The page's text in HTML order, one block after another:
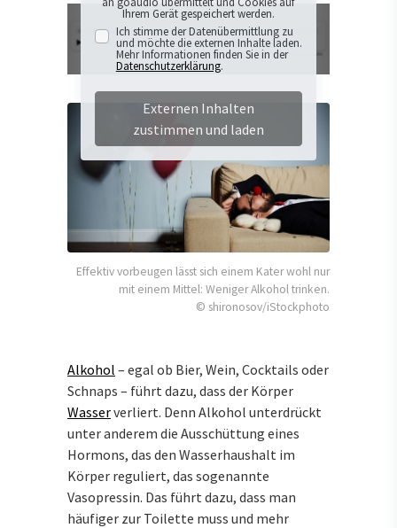
Ihrem Gerät gespeichert werden.
Ich stimme der Datenübermittlung zu
und möchte die externen Inhalte laden.
Mehr Informationen finden Sie in der
Datenschutzerklärung.
Externen Inhalten
zustimmen und laden
Effektiv vorbeugen lässt sich einem Kater wohl nur
mit einem Mittel: Weniger Alkohol trinken.
© shironosov/iStockphoto
Alkohol – egal ob Bier, Wein, Cocktails oder
Schnaps – führt dazu, dass der Körper
Wasserverliert. Denn Alkohol unterdrückt
unter anderem die Ausschüttung eines
Hormons, das den Wasserhaushalt im
Körper reguliert, das sogenannte
Vasopressin. Das führt dazu, dass man
häufiger zur Toilette muss und mehr